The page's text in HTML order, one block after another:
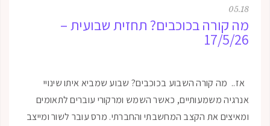
בכוכבים? תחזית שבועית –
השבוע בכוכבים? שבוע שמביא איתו שינויי
כאשר השמש ומרקורי עוברים לתאומים
את הקצב המחשבתי והחברתי. מרס עובר לשור ומייצב
תחזית שבועית • 3/
מעבר
מרקורי מטלה